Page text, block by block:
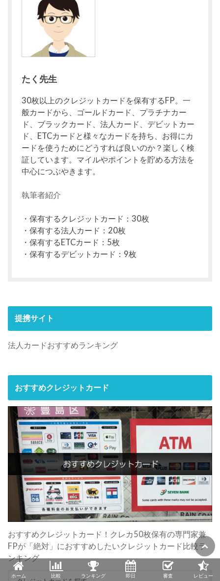
たく先生
30枚以上のクレジットカードを保有するFP。一
般カードから、ゴールドカード、プラチナカー
ド、ブラックカード、法人カード、デビットカー
ド、ETCカードと様々なカードを持ち、お得にカ
ードを使うためにどうすれば良いのか？楽しく検
証しています。マイルやポイントを貯める方法を
中心につぶやきます。
執筆者紹介
・保有するクレジットカード：30枚
・保有する法人カード：20枚
・保有するETCカード：5枚
・保有するデビットカード：9枚
提携サイト
法人カードおすすめランキング
おすすめクレジットカード
おすすめクレジットカード！クレカ50枚保有の専門家兼
FPが「絶対」におすすめしたいクレジットカード比較ラ
ンキング
ホーム 比較 ランキング 即日 審査 レビュー